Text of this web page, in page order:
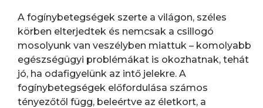
A fogínybetegségek szerte a világon, széles
körben elterjedtek és nemcsak a csillogó
mosolyunk van veszélyben miattuk – komolyabb
egészségügyi problémákat is okozhatnak, tehát
jó, ha odafigyelünk az intő jelekre. A
fogínybetegségek előfordulása számos
tényezőtől függ, beleértve az életkort, a